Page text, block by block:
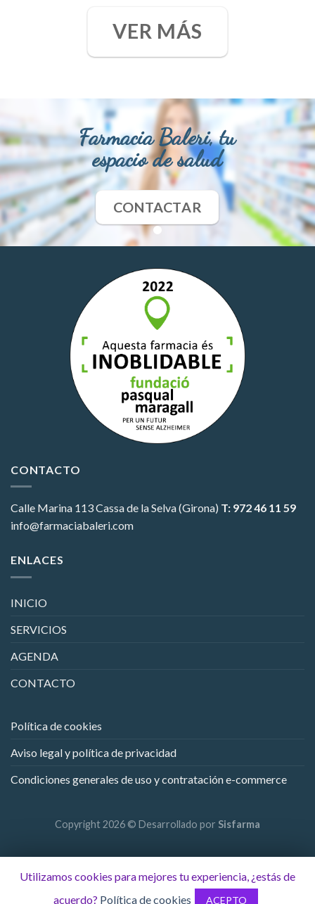
VER MÁS
Farmacia Baleri, tu
espacio de salud
CONTACTAR
CONTACTO
Calle Marina 113Cassa de la Selva (Girona) T: 972 46 11 59
info@farmaciabaleri.com
ENLACES
INICIO
SERVICIOS
AGENDA
CONTACTO
Política de cookies
Aviso legal y política de privacidad
Condiciones generales de uso y contratación e-commerce
Copyright 2026 © Desarrollado por Sisfarma
Utilizamos cookies para mejores tu experiencia, ¿estás de
acuerdo? Política de cookies ACEPTO